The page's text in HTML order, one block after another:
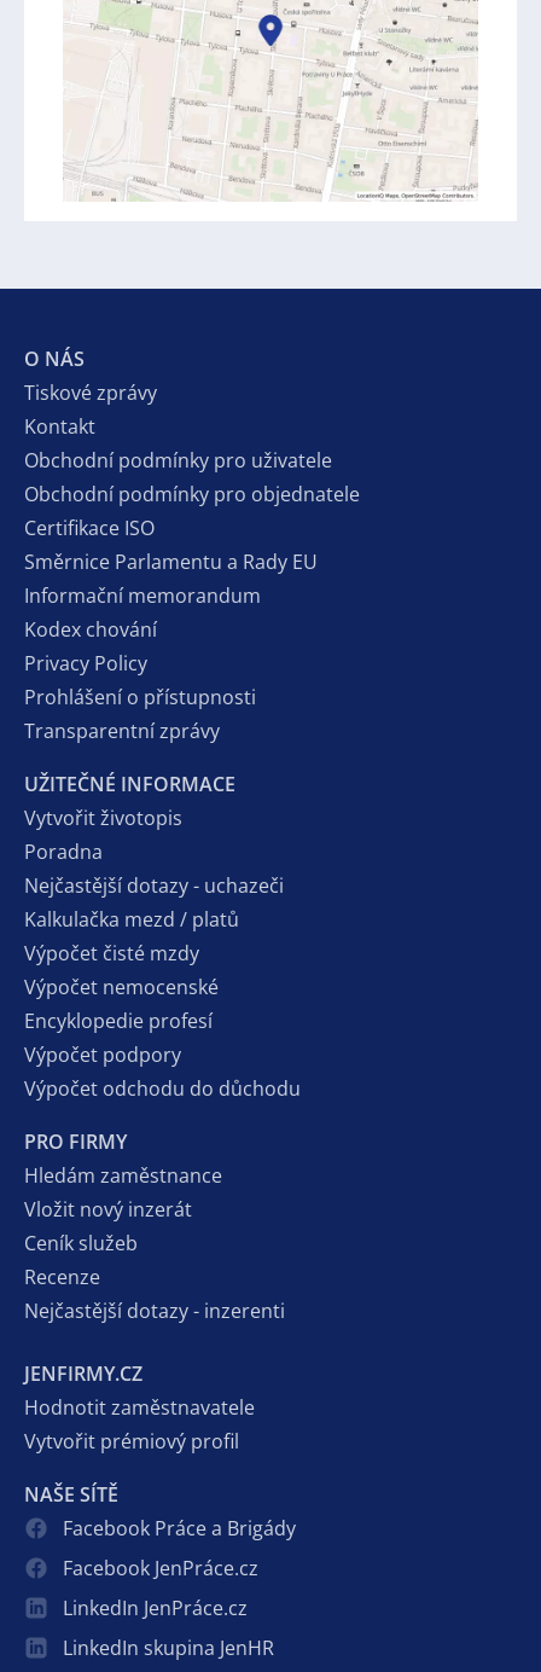
O NÁS
Tiskové zprávy
Kontakt
Obchodní podmínky pro uživatele
Obchodní podmínky pro objednatele
Certifikace ISO
Směrnice Parlamentu a Rady EU
Informační memorandum
Kodex chování
Privacy Policy
Prohlášení o přístupnosti
Transparentní zprávy
UŽITEČNÉ INFORMACE
Vytvořit životopis
Poradna
Nejčastější dotazy - uchazeči
Kalkulačka mezd / platů
Výpočet čisté mzdy
Výpočet nemocenské
Encyklopedie profesí
Výpočet podpory
Výpočet odchodu do důchodu
PRO FIRMY
Hledám zaměstnance
Vložit nový inzerát
Ceník služeb
Recenze
Nejčastější dotazy - inzerenti
JENFIRMY.CZ
Hodnotit zaměstnavatele
Vytvořit prémiový profil
NAŠE SÍTĚ
Facebook Práce a Brigády
Facebook JenPráce.cz
LinkedIn JenPráce.cz
LinkedIn skupina JenHR